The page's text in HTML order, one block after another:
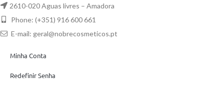
2610-020 Aguas livres – Amadora
Phone: (+351) 916 600 661
E-mail: geral@nobrecosmeticos.pt
Minha Conta
Redefinir Senha